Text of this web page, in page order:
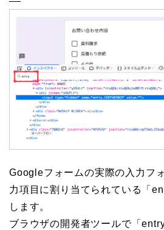
Googleフォームの実際の入力フ
力項目に割り当てられている「
します。
ブラウザの開発者ツールで「